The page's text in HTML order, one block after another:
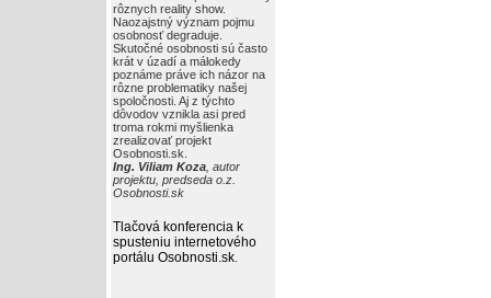
rôznych reality show.
Naozajstný význam pojmu
osobnosť degraduje.
Skutočné osobnosti sú často
krát v úzadí a málokedy
poznáme práve ich názor na
rôzne problematiky našej
spoločnosti. Aj z týchto
dôvodov vznikla asi pred
troma rokmi myšlienka
zrealizovať projekt
Osobnosti.sk.
Ing. Viliam Koza , autor
projektu, predseda o.z.
Osobnosti.sk
Tlačová konferencia k
spusteniu internetového
portálu Osobnosti.sk